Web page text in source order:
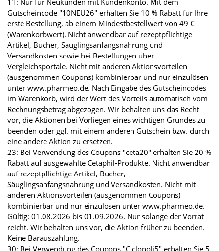
Gutscheincode "10NEU26" erhalten Sie 10 % Rabatt für Ihre
erste Bestellung, ab einem Mindestbestellwert von 49 €
(Warenkorbwert). Nicht anwendbar auf rezeptpflichtige
Artikel, Bücher, Säuglingsanfangsnahrung und
Versandkosten sowie bei Bestellungen über
Vergleichsportale. Nicht mit anderen Aktionsvorteilen
(ausgenommen Coupons) kombinierbar und nur einzulösen
unter www.pharmeo.de. Nach Eingabe des Gutscheincodes
im Warenkorb, wird der Wert des Vorteils automatisch vom
Rechnungsbetrag abgezogen. Wir behalten uns das Recht
vor, die Aktionen bei Vorliegen eines wichtigen Grundes zu
beenden oder ggf. mit einem anderen Gutschein bzw. durch
eine andere Aktion zu ersetzen.
23: Bei Verwendung des Coupons "ceta20" erhalten Sie 20 %
Rabatt auf ausgewählte Cetaphil-Produkte. Nicht anwendbar
auf rezeptpflichtige Artikel, Bücher,
Säuglingsanfangsnahrung und Versandkosten. Nicht mit
anderen Aktionsvorteilen (ausgenommen Coupons)
kombinierbar und nur einzulösen unter www.pharmeo.de.
Gültig: 01.08.2026 bis 01.09.2026. Nur solange der Vorrat
reicht. Wir behalten uns vor, die Aktion früher zu beenden.
Keine Barauszahlung.
30: Bei Verwendung des Coupons "Ciclopoli5" erhalten Sie 5